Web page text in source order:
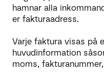
hamnar alla
er fakturaadress.
Varje faktura visas på
huvudinformation
moms,